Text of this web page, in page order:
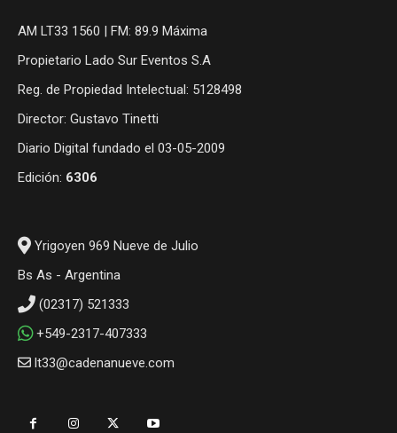
AM LT33 1560 | FM: 89.9 Máxima
Propietario Lado Sur Eventos S.A
Reg. de Propiedad Intelectual: 5128498
Director: Gustavo Tinetti
Diario Digital fundado el 03-05-2009
Edición: 6306
Yrigoyen 969 Nueve de Julio
Bs As - Argentina
(02317) 521333
+549-2317-407333
lt33@cadenanueve.com